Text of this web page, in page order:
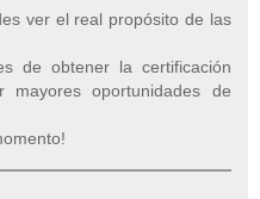
ver el real propósito de las
de obtener la certificación
oportunidades de